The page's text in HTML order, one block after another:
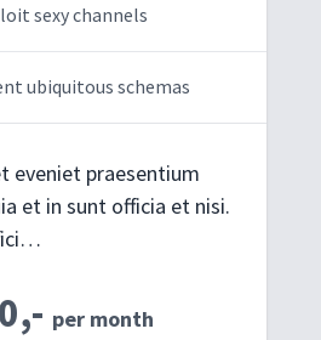
sexy channels
ubiquitous schemas
eveniet praesentium
et in sunt officia et nisi.
per month